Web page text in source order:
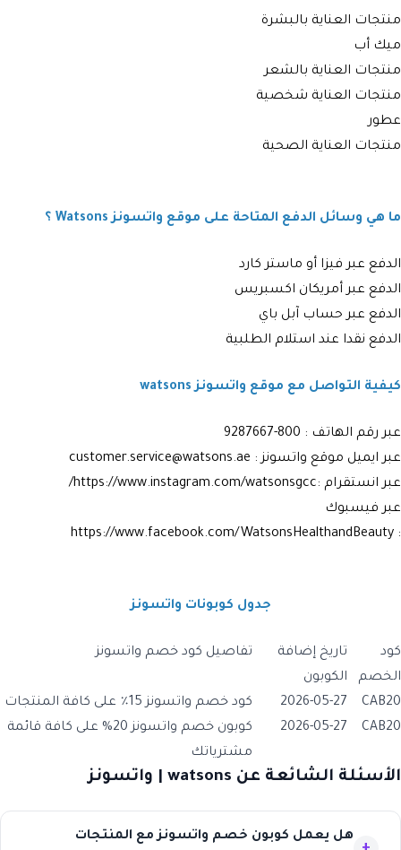
منتجات العناية بالبشرة
ميك أب
منتجات العناية بالشعر
منتجات العناية شخصية
عطور
منتجات العناية الصحية
ما هي وسائل الدفع المتاحة على موقع واتسونز Watsons ؟
الدفع عبر فيزا أو ماستر كارد
الدفع عبر أمريكان اكسبريس
الدفع عبر حساب آبل باي
الدفع نقدا عند استلام الطلبية
كيفية التواصل مع موقع واتسونز watsons
عبر رقم الهاتف : 800-9287667
عبر ايميل موقع واتسونز : customer.service@watsons.ae
عبر انستقرام :https://www.instagram.com/watsonsgcc/
عبر فيسبوك
: https://www.facebook.com/WatsonsHealthandBeauty
جدول كوبونات واتسونز
كود
الخصم
تاريخ إضافة
الكوبون
تفاصيل كود خصم واتسونز
2026-05-27
كود خصم واتسونز 15٪ على كافة المنتجات
CAB20
2026-05-27
كوبون خصم واتسونز 20% على كافة قائمة
مشترياتك
الأسئلة الشائعة عن watsons | واتسونز
هل يعمل كوبون خصم واتسونز مع المنتجات